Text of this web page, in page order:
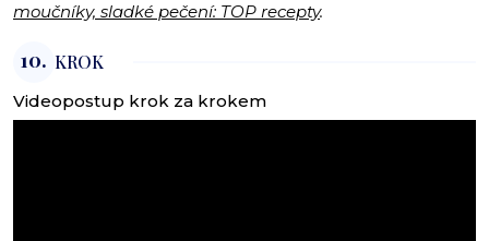
moučníky, sladké pečení: TOP recepty.
10. KROK
Videopostup krok za krokem